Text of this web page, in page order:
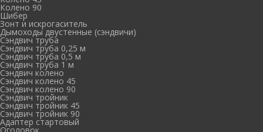
Колено 90
Шибер
Зонт и искрогаситель
Дымоходы двустенные (сэндвичи)
Сэндвич труба
Сэндвич труба 0,25 м
Сэндвич труба 0,5 м
Сэндвич труба 1 м
Сэндвич колено
Сэндвич колено 45
Сэндвич колено 90
Сэндвич тройник
Сэндвич тройник 45
Сэндвич тройник 90
Адаптер стартовый